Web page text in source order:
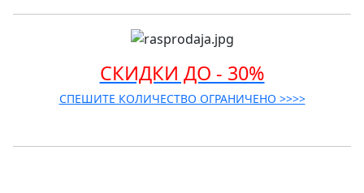
СКИДКИ ДО - 30%
СПЕШИТЕ КОЛИЧЕСТВО ОГРАНИЧЕНО >>>>